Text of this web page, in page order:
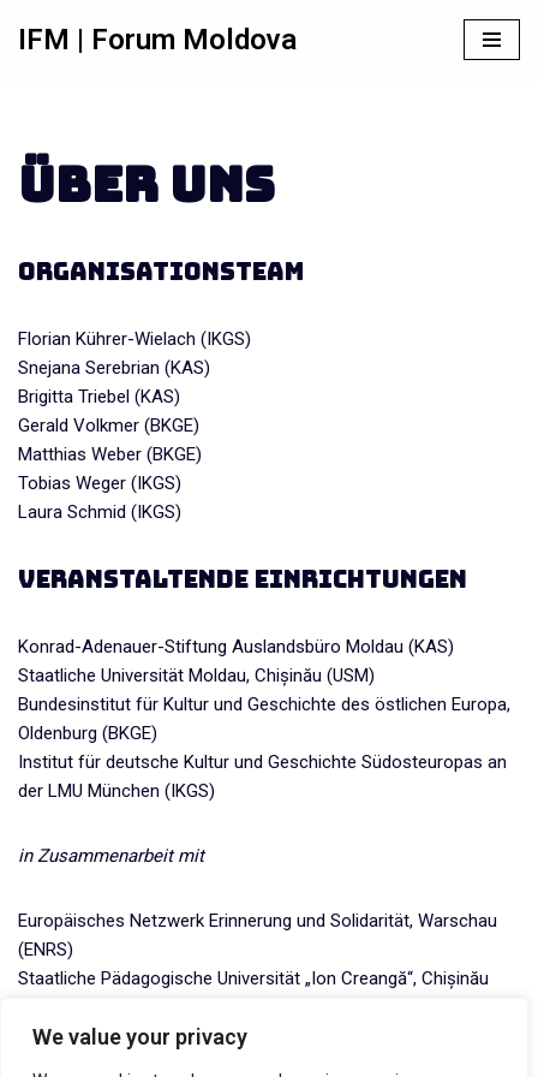
We value your privacy
IFM | Forum Moldova
Über uns
Organisationsteam
Florian Kührer-Wielach (IKGS)
Snejana Serebrian (KAS)
Brigitta Triebel (KAS)
Gerald Volkmer (BKGE)
Matthias Weber (BKGE)
Tobias Weger (IKGS)
Laura Schmid (IKGS)
Veranstaltende Einrichtungen
Konrad-Adenauer-Stiftung Auslandsbüro Moldau (KAS)
Staatliche Universität Moldau, Chișinău (USM)
Bundesinstitut für Kultur und Geschichte des östlichen Europa,
Oldenburg (BKGE)
Institut für deutsche Kultur und Geschichte Südosteuropas an
der LMU München (IKGS)
in Zusammenarbeit mit
Europäisches Netzwerk Erinnerung und Solidarität, Warschau
(ENRS)
Staatliche Pädagogische Universität „Ion Creangă“, Chișinău
Kulturreferentin für Siebenbürgen, den Karpatenraum,